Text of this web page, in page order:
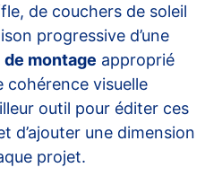
de couchers de soleil
progressive d’une
montage approprié
visuelle
outil pour éditer ces
d’ajouter une dimension
projet.